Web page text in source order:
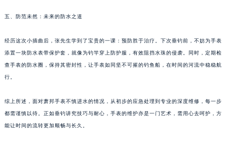
吉林省白城市洮北区明仁南街萧邦售后服务中心（需提前预约）
吉林省白山市浑江区浑江大街萧邦售后服务中心（需提前预约）
吉林省吉林市船营区河南街萧邦售后服务中心（需提前预约）
吉林省松原市宁江区五环大街萧邦售后服务中心（需提前预约）
五、防范未然：未来的防水之道
经历这次小插曲后，张先生学到了宝贵的一课：预防胜于治疗。下次垂钓前，不妨为手表
添置一块防水表带保护套，就像为钓竿穿上防护服，有效阻挡水珠的侵袭。同时，定期检
查手表的防水圈，保持其密封性，让手表如同坚不可摧的钓鱼船，在时间的河流中稳稳航
行。
综上所述，面对萧邦手表不慎进水的情况，从初步的应急处理到专业的深度维修，每一步
都需谨慎以待。正如垂钓讲究技巧与耐心，手表的维护亦是一门艺术，需用心去呵护，方
能让时间的流转更加顺畅与长久。